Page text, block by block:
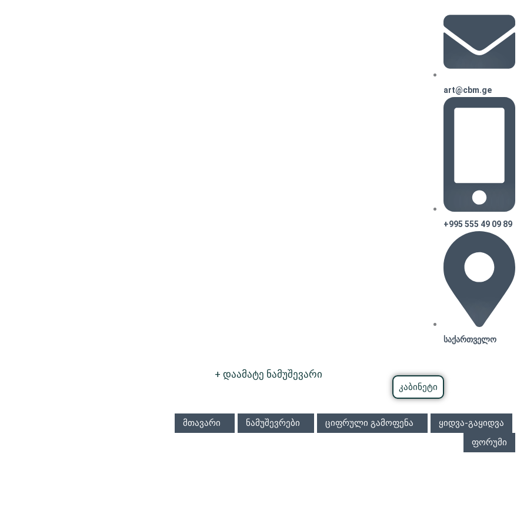
art@cbm.ge
+995 555 49 09 89
საქართველო
+ დაამატე ნამუშევარი
კაბინეტი
მთავარი ნამუშევრები ციფრული გამოფენა
ყიდვა-გაყიდვა
ფორუმი